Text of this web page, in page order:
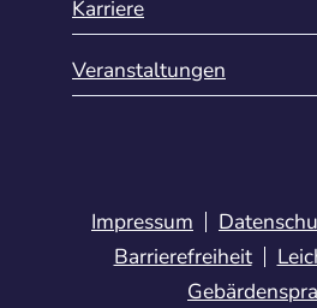
Karriere
Veranstaltungen
Impressum
Barrierefreiheit